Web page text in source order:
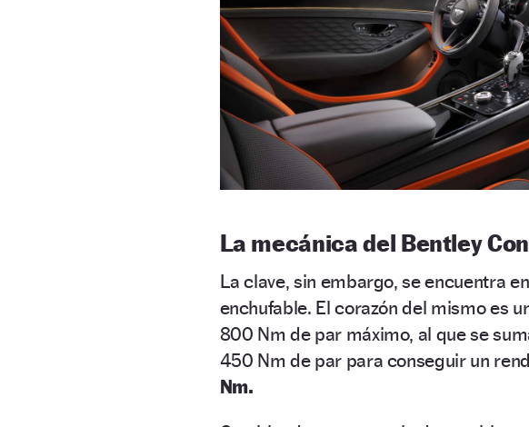
La mecánica del Bentley
La clave, sin embargo, se encuentra
enchufable. El corazón del mismo es
800 Nm de par máximo, al que se
450 Nm de par para conseguir un
Nm.